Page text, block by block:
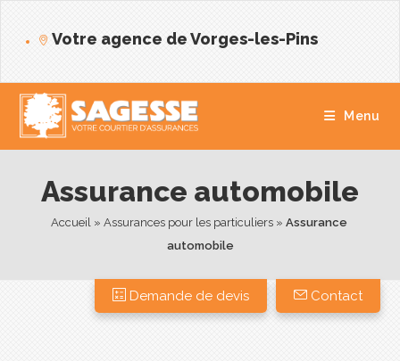
Votre agence de Vorges-les-Pins
Menu
Assurance automobile
Accueil » Assurances pour les particuliers » Assurance
automobile
Demande de devis Contact